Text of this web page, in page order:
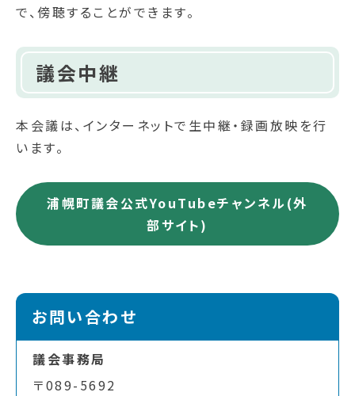
で、傍聴することができます。
議会中継
本会議は、インターネットで生中継・録画放映を行
います。
浦幌町議会公式YouTubeチャンネル(外
部サイト)
お問い合わせ
議会事務局
〒089-5692